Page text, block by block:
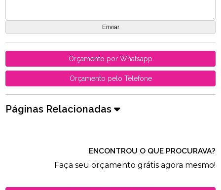
Orçamento por Whatsapp
Orçamento pelo Telefone
Páginas Relacionadas
ENCONTROU O QUE PROCURAVA?
Faça seu orçamento grátis agora mesmo!